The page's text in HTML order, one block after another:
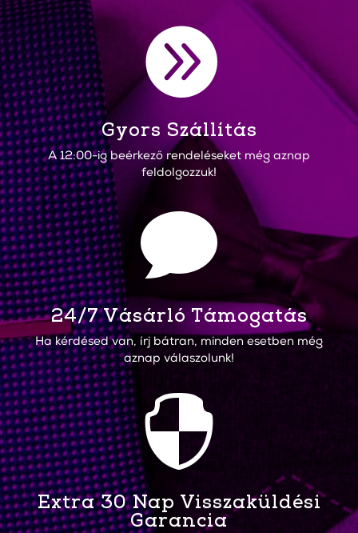

Gyors Szállítás
A 12:00-ig beérkező rendeléseket még aznap
feldolgozzuk!

24/7 Vásárló Támogatás
Ha kérdésed van, írj bátran, minden esetben még
aznap válaszolunk!

Extra 30 Nap Visszaküldési
Garancia